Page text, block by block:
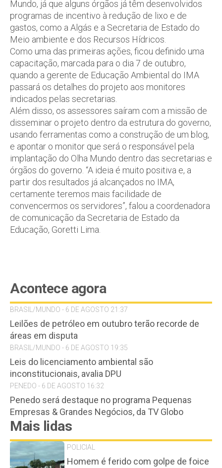
Mundo, já que alguns órgãos já têm desenvolvidos
programas de incentivo à redução de lixo e de
gastos, como a Algás e a Secretaria de Estado do
Meio ambiente e dos Recursos Hídricos.
Como uma das primeiras ações, ficou definido uma
capacitação, marcada para o dia 7 de outubro,
quando a gerente de Educação Ambiental do IMA
passará os detalhes do projeto aos monitores
indicados pelas secretarias.
Além disso, os assessores saíram com a missão de
disseminar o projeto dentro da estrutura do governo,
usando ferramentas como a construção de um blog,
e apontar o monitor que será o responsável pela
implantação do Olha Mundo dentro das secretarias e
órgãos do governo. “A ideia é muito positiva e, a
partir dos resultados já alcançados no IMA,
certamente teremos mais facilidade de
convencermos os servidores”, falou a coordenadora
de comunicação da Secretaria de Estado da
Educação, Goretti Lima.
Acontece agora
BRASIL/MUNDO - 6 DE AGOSTO 21:37
Leilões de petróleo em outubro terão recorde de
áreas em disputa
BRASIL/MUNDO - 6 DE AGOSTO 19:35
Leis do licenciamento ambiental são
inconstitucionais, avalia DPU
PENEDO - 6 DE AGOSTO 16:32
Penedo será destaque no programa Pequenas
Empresas & Grandes Negócios, da TV Globo
Mais lidas
POLICIAL
Homem é ferido com golpe de foice